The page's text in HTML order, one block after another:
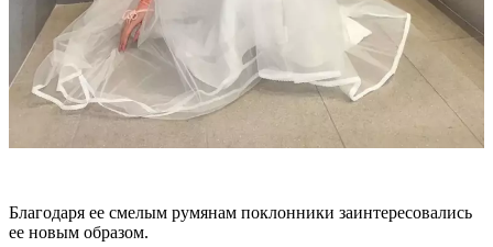
Благодаря ее смелым румянам поклонники заинтересовались
ее новым образом.